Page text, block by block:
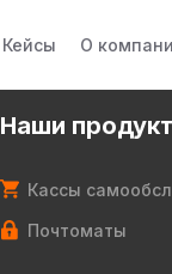
Кейсы О
Наши
Кассы
Почтоматы